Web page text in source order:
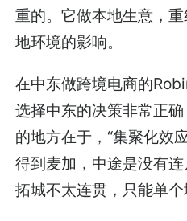
重的。它做本地生意，
地环境的影响。
在中东做跨境电商的
选择中东的决策非常正
的地方在于，“集聚化效
得到麦加，中途是没有
拓城不太连贯，只能单个